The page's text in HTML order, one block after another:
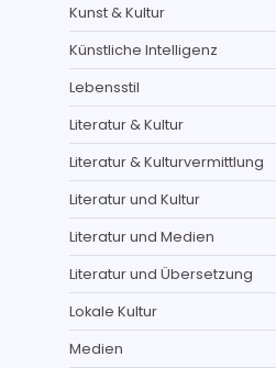
Kunst & Kultur
Künstliche Intelligenz
Lebensstil
Literatur & Kultur
Literatur & Kulturvermittlung
Literatur und Kultur
Literatur und Medien
Literatur und Übersetzung
Lokale Kultur
Medien